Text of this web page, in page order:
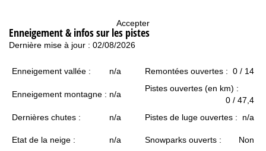
Accepter
u
e
i
l
Enneigement & infos sur les pistes
Dernière mise à jour : 02/08/2026
Enneigement vallée : n/a Remontées ouvertes : 0 / 14
Enneigement montagne : n/a
Pistes ouvertes (en km) :
0 / 47,4
Dernières chutes :
n/a Pistes de luge ouvertes : n/a
Etat de la neige : n/a Snowparks ouverts :
Non